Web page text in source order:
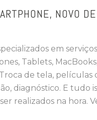
NOVO
em
Tablets,
de tela, películas
diagnóstico. E tudo
realizados na hora.